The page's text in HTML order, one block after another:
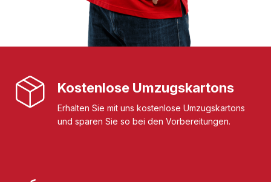
Kostenlose Umzugskartons
Erhalten Sie mit uns kostenlose Umzugskartons
und sparen Sie so bei den Vorbereitungen.